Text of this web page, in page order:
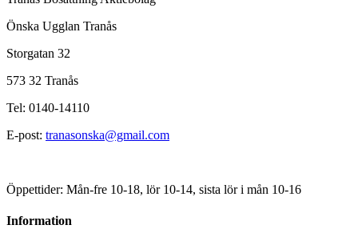
Önska Ugglan Tranås
Storgatan 32
573 32 Tranås
Tel: 0140-14110
E-post: tranasonska@gmail.com
Öppettider: Mån-fre 10-18, lör 10-14, sista lör i mån 10-16
Information